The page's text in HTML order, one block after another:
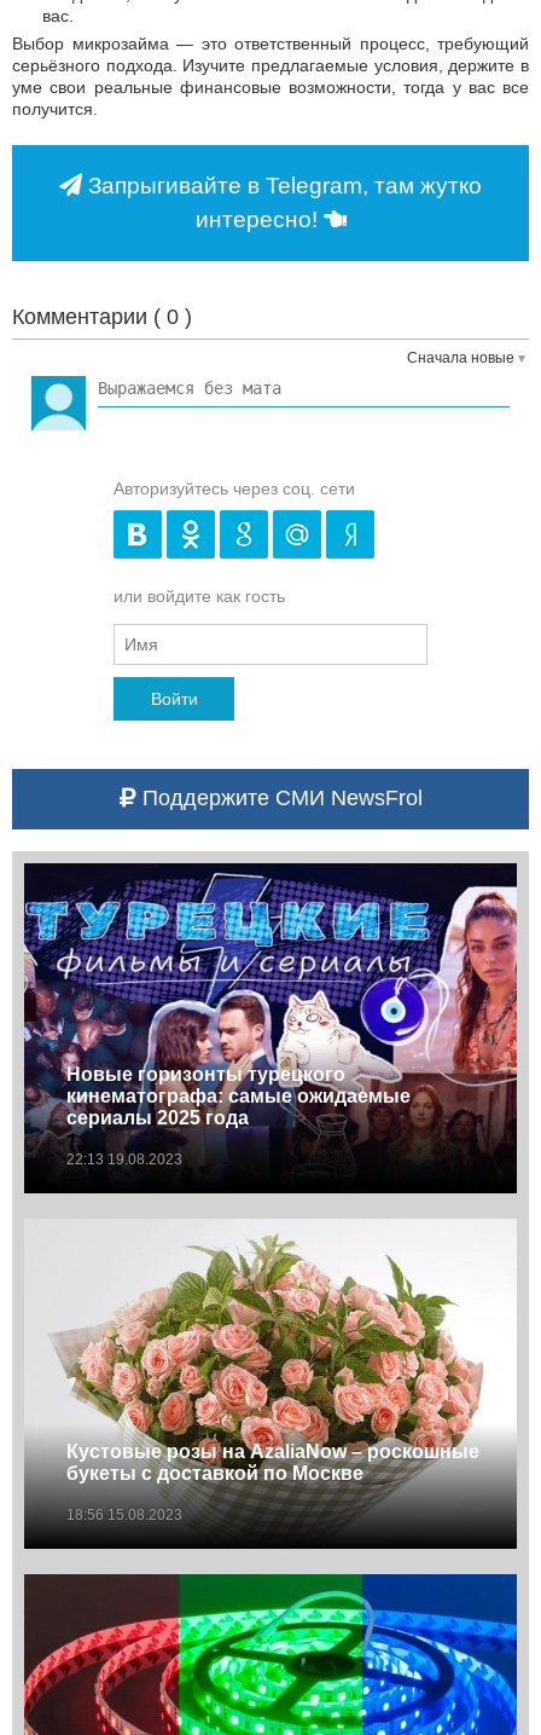
вас.
Выбор микрозайма — это ответственный процесс, требующий
серьёзного подхода. Изучите предлагаемые условия, держите в
уме свои реальные финансовые возможности, тогда у вас все
получится.
Запрыгивайте в Telegram, там жутко
интересно!
Комментарии ( 0 )
Сначала новые
Авторизуйтесь через соц. сети
или войдите как гость
Войти
Поддержите СМИ NewsFrol
Новые горизонты турецкого
кинематографа: самые ожидаемые
сериалы 2025 года
22:13 19.08.2023
Кустовые розы на AzaliaNow – роскошные
букеты с доставкой по Москве
18:56 15.08.2023